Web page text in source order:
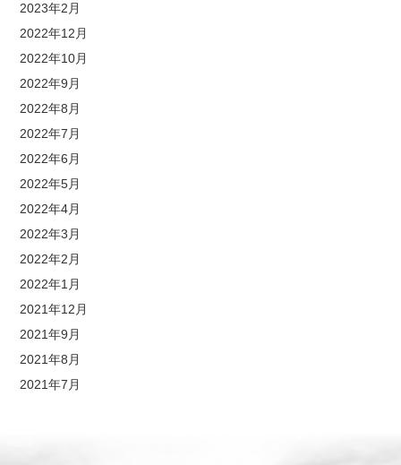
2023年2月
2022年12月
2022年10月
2022年9月
2022年8月
2022年7月
2022年6月
2022年5月
2022年4月
2022年3月
2022年2月
2022年1月
2021年12月
2021年9月
2021年8月
2021年7月